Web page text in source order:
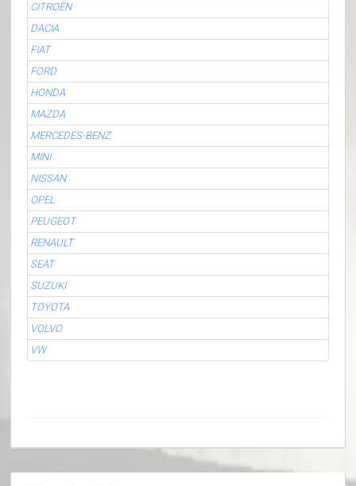
CITROËN
DACIA
FIAT
FORD
HONDA
MAZDA
MERCEDES-BENZ
MINI
NISSAN
OPEL
PEUGEOT
RENAULT
SEAT
SUZUKI
TOYOTA
VOLVO
VW